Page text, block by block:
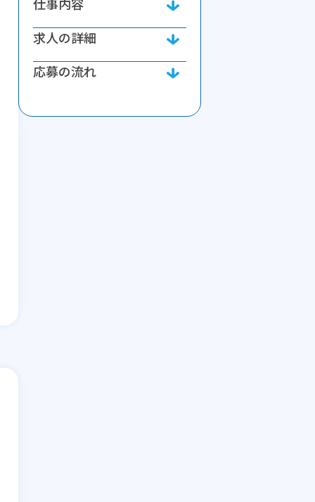
求人の詳細
応募の流れ